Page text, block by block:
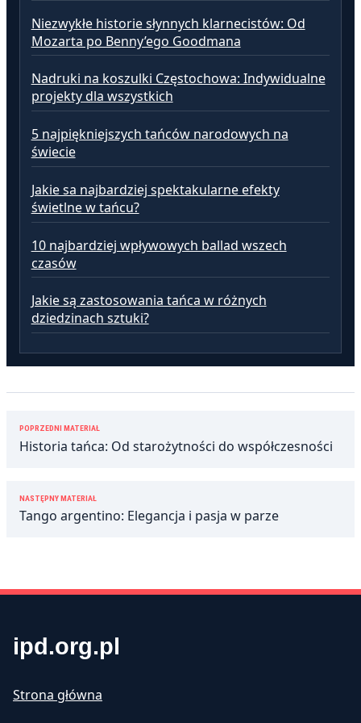
Niezwykłe historie słynnych klarnecistów: Od
Mozarta po Benny’ego Goodmana
Nadruki na koszulki Częstochowa: Indywidualne
projekty dla wszystkich
5 najpiękniejszych tańców narodowych na
świecie
Jakie sa najbardziej spektakularne efekty
świetlne w tańcu?
10 najbardziej wpływowych ballad wszech
czasów
Jakie są zastosowania tańca w różnych
dziedzinach sztuki?
Nawigacja
wpisu
POPRZEDNI MATERIAŁ
Historia tańca: Od starożytności do współczesności
NASTĘPNY MATERIAŁ
Tango argentino: Elegancja i pasja w parze
ipd.org.pl
Strona główna